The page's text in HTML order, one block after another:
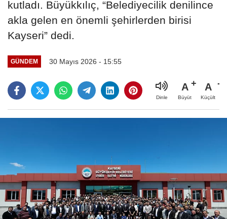
kutladı. Büyükkılıç, “Belediyecilik denilince
akla gelen en önemli şehirlerden birisi
Kayseri” dedi.
GÜNDEM 30 Mayıs 2026 - 15:55
Dinle
A
Büyüt
A
Küçült